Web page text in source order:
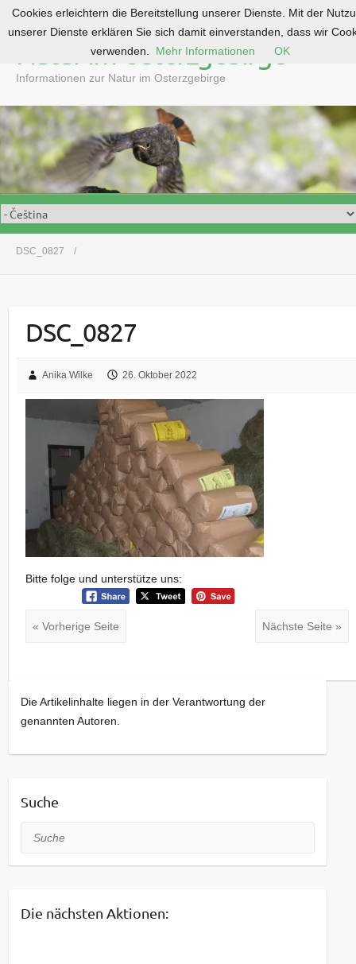
o
c
o
n
t
e
n
Natur im Osterzgebirge
Informationen zur Natur im Osterzgebirge
DSC_0827
DSC_0827
Anika Wilke 26. Oktober 2022
Bitte folge und unterstütze uns:
« Vorherige Seite Nächste Seite »
Die Artikelinhalte liegen in der Verantwortung der
genannten Autoren.
Suche
Suche
Die nächsten Aktionen:
Cookies erleichtern die Bereitstellung unserer Dienste. Mit der
unserer Dienste erklären Sie sich damit einverstanden, dass wir
verwenden.
Mehr Informationen OK